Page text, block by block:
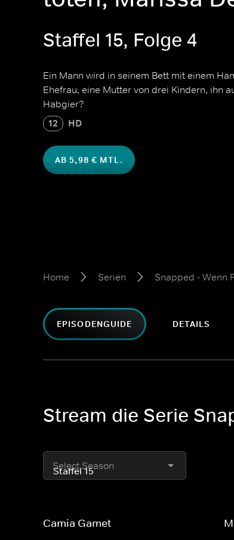
Staffel 15, Folge 4
Ein Mann wird in seinem Bett mit einem
Ehefrau, eine Mutter von drei Kindern, ihn
Habgier?
12 HD
AB 5,98 € MTL.
Home Serien Snapped - Wenn
EPISODENGUIDE DETAILS
Stream die Serie
Select Season
Camia Gamet